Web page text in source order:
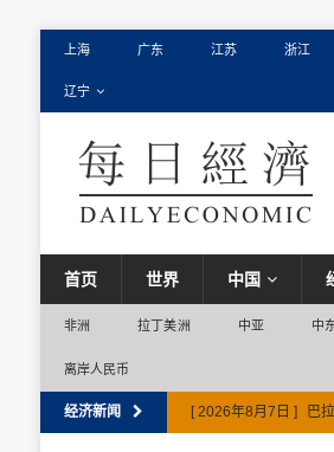
上海 广东 江苏 浙江
辽宁
首页 世界 中国
非洲 拉丁美洲 中亚 中
离岸人民币
经济新闻 [ 2026年8月7日 ] 巴